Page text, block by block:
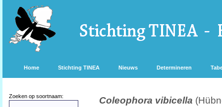
Home Stichting TINEA Nieuws Determineren
Zoeken op soortnaam: Coleophora vibicella